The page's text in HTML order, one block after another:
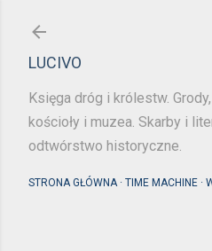
LUCIVO
Księga dróg i królestw.
kościoły i muzea. Skarby i
odtwórstwo historyczne.
STRONA GŁÓWNA TIME MACHINE